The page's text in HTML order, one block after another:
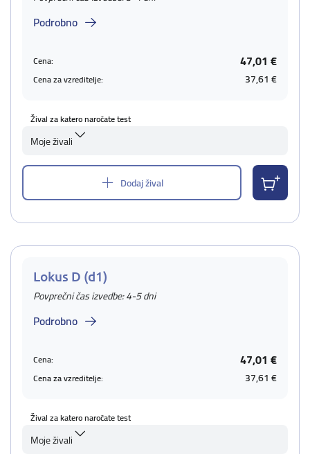
Podrobno
Cena: 47,01 €
Cena za vzreditelje: 37,61 €
Žival za katero naročate test
Moje živali
Dodaj žival
Lokus D (d1)
Povprečni čas izvedbe: 4-5 dni
Podrobno
Cena: 47,01 €
Cena za vzreditelje: 37,61 €
Žival za katero naročate test
Moje živali